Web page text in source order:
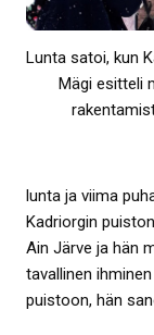
Lunta satoi, kun
Mägi esitteli
lunta ja viima
Kadriorgin
Ain Järve ja hän
tavallinen
puistoon, hän